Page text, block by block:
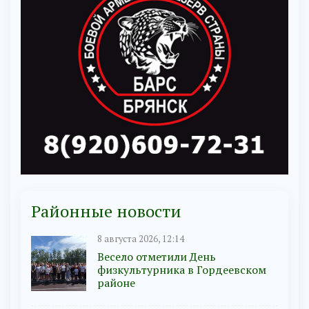
Районные новости
8 августа 2026, 12:14
Весело отметили День
физкультурника в Гордеевском
районе